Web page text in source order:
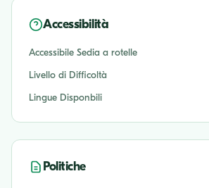
Accessibilità
Accessibile Sedia a rotelle
Livello di Difficoltà
Lingue Disponbili
Politiche